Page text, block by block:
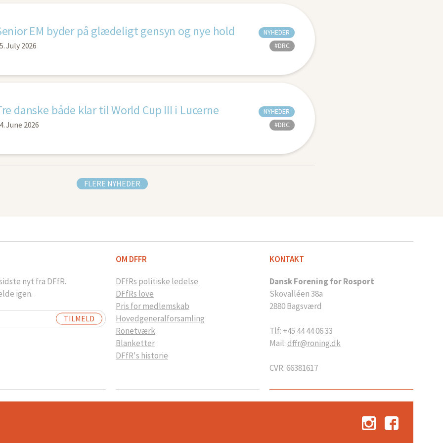
EM byder på glædeligt gensyn og nye hold
July 2026
NYHEDER
#DRC
danske både klar til World Cup III i Lucerne
June 2026
NYHEDER
#DRC
FLERE NYHEDER
nyt fra DFfR.
igen.
OM DFFR
DFfRs politiske ledelse
DFfRs love
Pris for medlemskab
Hovedgeneralforsamling
Ronetværk
Blanketter
DFfR's historie
KONTAKT
Dansk Forening for Rosport
Skovalléen 38a
2880 Bagsværd
Tlf: +45 44 44 06 33
Mail:dffr@roning.dk
CVR: 66381617